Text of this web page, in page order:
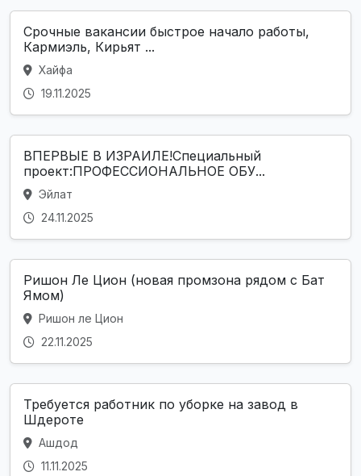
Срочные вакансии быстрое начало работы,
Кармиэль, Кирьят ...
Хайфа
19.11.2025
ВПЕРВЫЕ В ИЗРАИЛЕ!Специальный
проект:ПРОФЕССИОНАЛЬНОЕ ОБУ...
Эйлат
24.11.2025
Ришон Ле Цион (новая промзона рядом с Бат
Ямом)
Ришон ле Цион
22.11.2025
Требуется работник по уборке на завод в
Шдероте
Ашдод
11.11.2025